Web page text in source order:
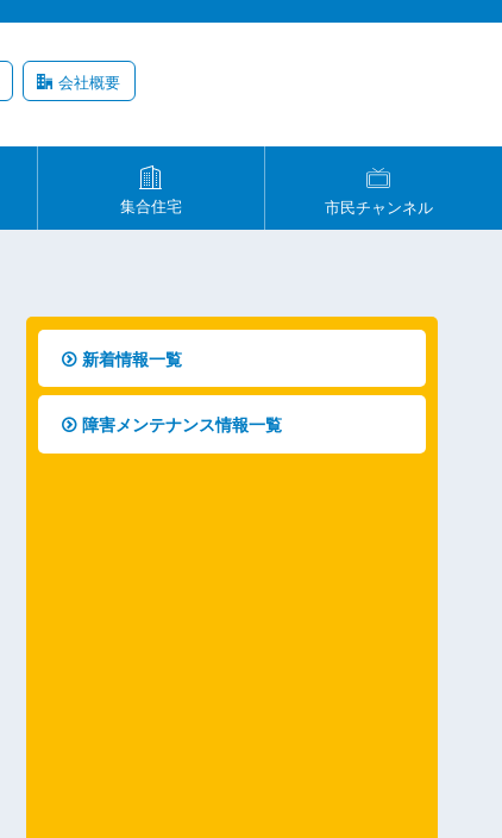
会社概要
集合住宅 市民チャンネル
新着情報一覧
障害メンテナンス情報一覧